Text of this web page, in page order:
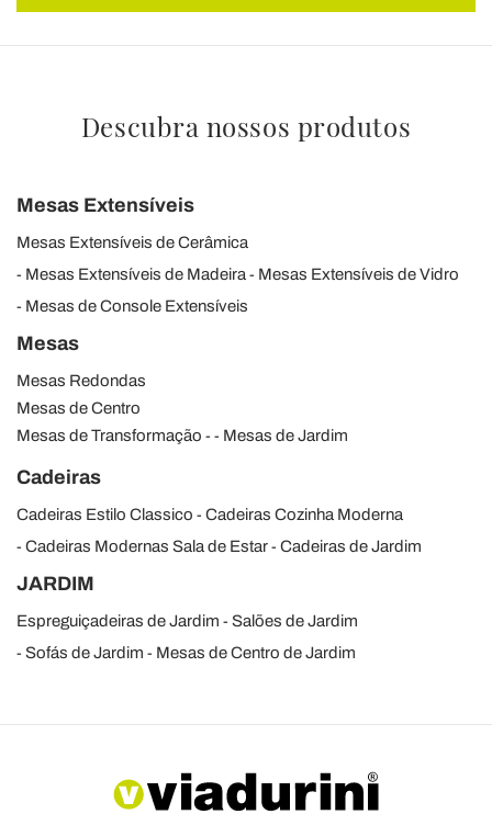
Descubra nossos produtos
Mesas Extensíveis
Mesas Extensíveis de Cerâmica
Mesas Extensíveis de Madeira
Mesas Extensíveis de Vidro
Mesas de Console Extensíveis
Mesas
Mesas Redondas
Mesas de Centro
Mesas de Transformação
Mesas de Jardim
Cadeiras
Cadeiras Estilo Classico
Cadeiras Cozinha Moderna
Cadeiras Modernas Sala de Estar
Cadeiras de Jardim
JARDIM
Espreguiçadeiras de Jardim
Salões de Jardim
Sofás de Jardim
Mesas de Centro de Jardim